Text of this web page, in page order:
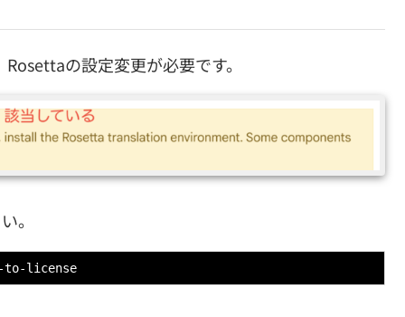
の設定変更が必要です。
。
to-license